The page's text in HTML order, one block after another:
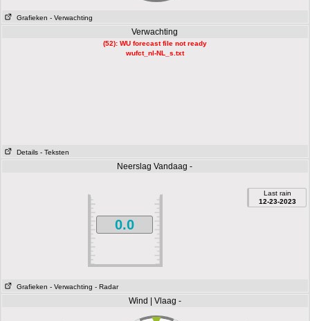
Grafieken - Verwachting
Verwachting
(52): WU forecast file not ready
wufct_nl-NL_s.txt
Details - Teksten
Neerslag Vandaag -
0.0
Last rain
12-23-2023
Grafieken - Verwachting - Radar
Wind | Vlaag -